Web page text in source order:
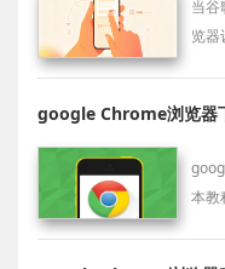
当谷
览器
google Chrome浏览器
本教